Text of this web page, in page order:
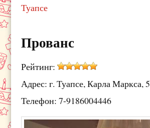
Туапсе
Прованс
Рейтинг:
Адрес: г. Туапсе, Карла Маркса, 5
Телефон: 7-9186004446